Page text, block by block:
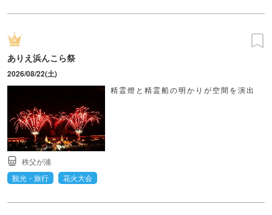
ありえ浜んこら祭
2026/08/22(土)
精霊燈と精霊船の明かりが空間を演出
秩父が浦
観光・旅行
花火大会